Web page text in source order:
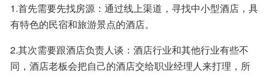
1.首先需要先找房源：通过线上渠道，寻找中小型酒店，具
有特色的民宿和旅游景点的酒店。
2.其次需要跟酒店负责人谈：酒店行业和其他行业有些不
同，酒店老板会把自己的酒店交给职业经理人来打理，所